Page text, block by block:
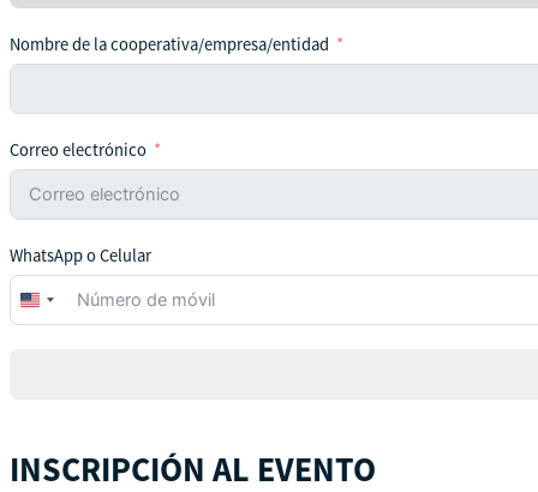
Nombre de la cooperativa/empresa/entidad
Correo electrónico
WhatsApp o Celular
United
States
INSCRIPCIÓN AL EVENTO